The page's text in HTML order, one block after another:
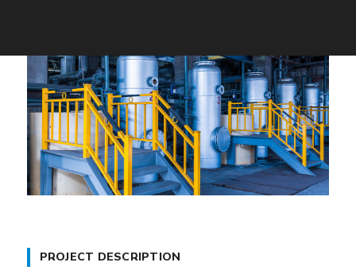
PROJECT DESCRIPTION